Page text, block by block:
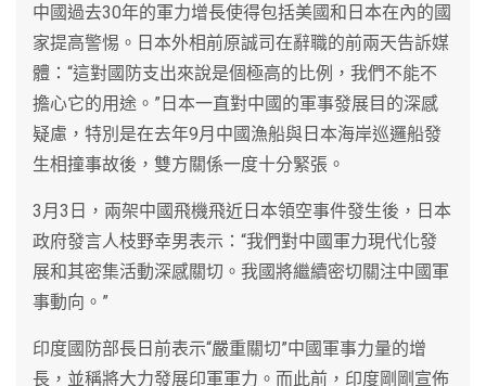
中國過去30年的軍力增長使得包括美國和日本在內的國
家提高警惕。日本外相前原誠司在辭職的前兩天告訴媒
體：“這對國防支出來說是個極高的比例，我們不能不
擔心它的用途。”日本一直對中國的軍事發展目的深感
疑慮，特別是在去年9月中國漁船與日本海岸巡邏船發
生相撞事故後，雙方關係一度十分緊張。
3月3日，兩架中國飛機飛近日本領空事件發生後，日本
政府發言人枝野幸男表示：“我們對中國軍力現代化發
展和其密集活動深感關切。我國將繼續密切關注中國軍
事動向。”
印度國防部長日前表示“嚴重關切”中國軍事力量的增
長，並稱將大力發展印軍軍力。而此前，印度剛剛宣佈